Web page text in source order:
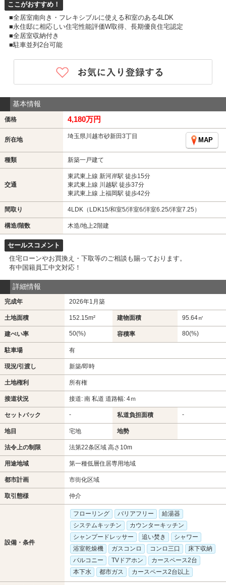
ここがおすすめ！
■全居室南向き・フレキシブルに使える和室のある4LDK
■永住邸に相応しい住宅性能評価W取得、長期優良住宅認定
■全居室収納付き
■駐車並列2台可能
基本情報
価格 4,180万円
所在地 埼玉県川越市砂新田3丁目
MAP
種類 新築一戸建て
交通
東武東上線 新河岸駅 徒歩15分
東武東上線 川越駅 徒歩37分
東武東上線 上福岡駅 徒歩42分
間取り 4LDK（LDK15/和室5/洋室6/洋室6.25/洋室7.25）
構造/階数 木造/地上2階建
セールスコメント
住宅ローンやお買換え・下取等のご相談も賜っております。
有中国籍員工中文対応！
詳細情報
完成年 2026年1月築
土地面積 152.15m² 建物面積 95.64㎡
建ぺい率 50(%) 容積率 80(%)
駐車場 有
現況/引渡し 新築/即時
土地権利 所有権
接道状況 接道: 南 私道 道路幅: 4ｍ
セットバック - 私道負担面積 -
地目 宅地 地勢
法令上の制限 法第22条区域 高さ10m
用途地域 第一種低層住居専用地域
都市計画 市街化区域
取引態様 仲介
設備・条件
フローリング バリアフリー
給湯器
システムキッチン
カウンターキッチン
シャンプードレッサー
追い焚き
シャワー
浴室乾燥機
ガスコンロ コンロ三口
床下収納
バルコニー
TVドアホン
カースペース2台
本下水
都市ガス カースペース2台以上